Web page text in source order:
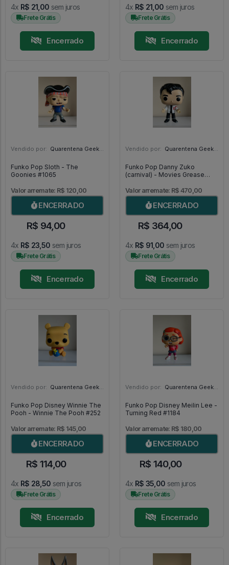
4x R$ 21,00 sem juros
Frete Grátis
Encerrado
4x R$ 21,00 sem juros
Frete Grátis
Encerrado
Vendido por: Quarentena Geek Store - SP
Funko Pop Sloth - The
Goonies #1065
Valor arremate: R$ 120,00
ENCERRADO
R$ 94,00
4x R$ 23,50 sem juros
Frete Grátis
Encerrado
Vendido por: Quarentena Geek Store - SP
Funko Pop Danny Zuko
(carnival) - Movies Grease
Valor arremate: R$ 470,00
ENCERRADO
R$ 364,00
4x R$ 91,00 sem juros
Frete Grátis
Encerrado
Vendido por: Quarentena Geek Store - SP
Funko Pop Disney Winnie The
Pooh - Winnie The Pooh #252
Valor arremate: R$ 145,00
ENCERRADO
R$ 114,00
4x R$ 28,50 sem juros
Frete Grátis
Encerrado
Vendido por: Quarentena Geek Store - SP
Funko Pop Disney Meilin Lee -
Turning Red #1184
Valor arremate: R$ 180,00
ENCERRADO
R$ 140,00
4x R$ 35,00 sem juros
Frete Grátis
Encerrado